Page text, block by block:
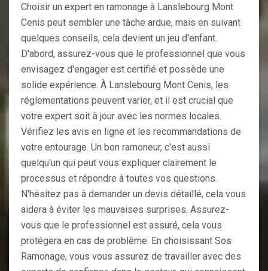
Choisir un expert en ramonage à Lanslebourg Mont
Cenis peut sembler une tâche ardue, mais en suivant
quelques conseils, cela devient un jeu d'enfant.
D'abord, assurez-vous que le professionnel que vous
envisagez d'engager est certifié et possède une
solide expérience. À Lanslebourg Mont Cenis, les
réglementations peuvent varier, et il est crucial que
votre expert soit à jour avec les normes locales.
Vérifiez les avis en ligne et les recommandations de
votre entourage. Un bon ramoneur, c'est aussi
quelqu'un qui peut vous expliquer clairement le
processus et répondre à toutes vos questions.
N'hésitez pas à demander un devis détaillé, cela vous
aidera à éviter les mauvaises surprises. Assurez-
vous que le professionnel est assuré, cela vous
protégera en cas de problème. En choisissant Sos
Ramonage, vous vous assurez de travailler avec des